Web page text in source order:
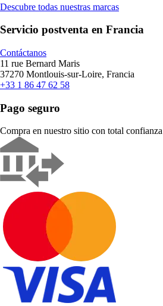
Descubre todas nuestras marcas
Servicio postventa en Francia
Contáctanos
11 rue Bernard Maris
37270 Montlouis-sur-Loire, Francia
+33 1 86 47 62 58
Pago seguro
Compra en nuestro sitio con total confianza